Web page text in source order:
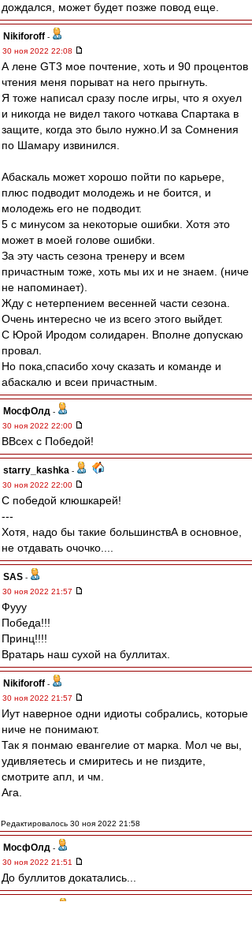
дождался, может будет позже повод еще.
Nikiforoff -
30 ноя 2022 22:08
А лене GT3 мое почтение, хоть и 90 процентов
чтения меня порыват на него прыгнуть.
Я тоже написал сразу после игры, что я охуел
и никогда не видел такого чоткава Спартака в
защите, когда это было нужно.И за Сомнения
по Шамару извинился.
Абаскаль может хорошо пойти по карьере,
плюс подводит молодежь и не боится, и
молодежь его не подводит.
5 с минусом за некоторые ошибки. Хотя это
может в моей голове ошибки.
За эту часть сезона тренеру и всем
причастным тоже, хоть мы их и не знаем. (ниче
не напоминает).
Жду с нетерпением весенней части сезона.
Очень интересно че из всего этого выйдет.
С Юрой Иродом солидарен. Вполне допускаю
провал.
Но пока,спасибо хочу сказать и команде и
абаскалю и всеи причастным.
МосфОлд -
30 ноя 2022 22:00
ВВсех с Победой!
starry_kashka -
30 ноя 2022 22:00
С победой клюшкарей!
---
Хотя, надо бы такие большинствА в основное,
не отдавать очочко....
SAS -
30 ноя 2022 21:57
Фууу
Победа!!!
Принц!!!!
Вратарь наш сухой на буллитах.
Nikiforoff -
30 ноя 2022 21:57
Иут наверное одни идиоты собрались, которые
ниче не понимают.
Так я понмаю евангелие от марка. Мол че вы,
удивляетесь и смиритесь и не пиздите,
смотрите апл, и чм.
Ага.
Редактировалось 30 ноя 2022 21:58
МосфОлд -
30 ноя 2022 21:51
До буллитов докатались...